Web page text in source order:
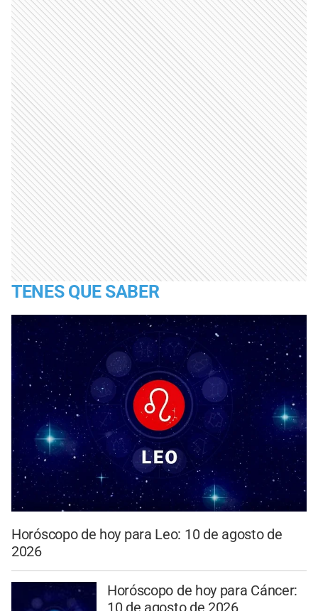
TENES QUE SABER
Horóscopo de hoy para Leo: 10 de agosto de
2026
Horóscopo de hoy para Cáncer:
10 de agosto de 2026